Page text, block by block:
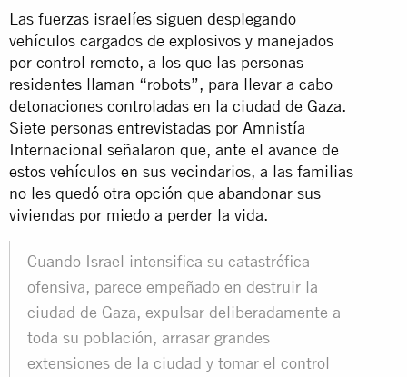
Las fuerzas israelíes siguen desplegando
vehículos cargados de explosivos y manejados
por control remoto, a los que las personas
residentes llaman “robots”, para llevar a cabo
detonaciones controladas en la ciudad de Gaza.
Siete personas entrevistadas por Amnistía
Internacional señalaron que, ante el avance de
estos vehículos en sus vecindarios, a las familias
no les quedó otra opción que abandonar sus
viviendas por miedo a perder la vida.
Cuando Israel intensifica su catastrófica
ofensiva, parece empeñado en destruir la
ciudad de Gaza, expulsar deliberadamente a
toda su población, arrasar grandes
extensiones de la ciudad y tomar el control